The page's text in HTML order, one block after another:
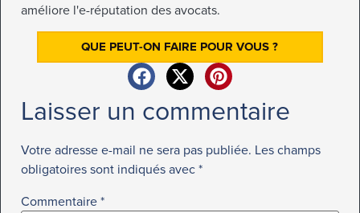
améliore l'e-réputation des avocats.
QUE PEUT-ON FAIRE POUR VOUS ?
Laisser un commentaire
Votre adresse e-mail ne sera pas publiée. Les champs
obligatoires sont indiqués avec *
Commentaire *